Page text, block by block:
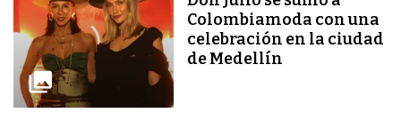
Colombiamoda con una
celebración en la ciudad
de Medellín